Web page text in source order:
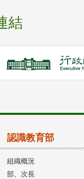
結
認識教育部
組織概況
部、次長